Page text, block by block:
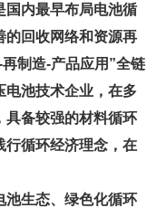
国内最早布局电池循
的回收网络和资源再
制造-产品应用”全链
电池技术企业，在多
具备较强的材料循环
行循环经济理念，在
池生态、绿色化循环